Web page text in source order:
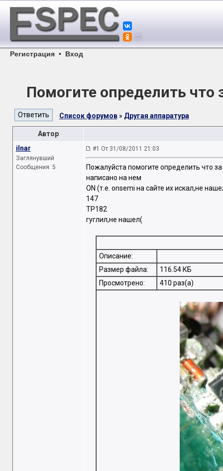
Регистрация • Вход
Помогите определить что
Список форумов» Другая аппаратура
Автор
ilnar
Заглянувший
Сообщения: 5
#1 От 31/08/2011 21:03
Пожалуйста помогите определить что
написано на нем
ON (т.е. onsemi на сайте их искал,не
147
TP182
гуглил,не нашел(
Описание:
Размер файла:
116.54 КБ
Просмотрено:
410 раз(а)